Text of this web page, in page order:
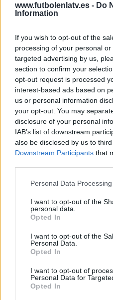
www.futbolenlatv.es - Do
Information
If you wish to opt-out of the
processing of your personal
targeted advertising by us,
section to confirm your
opt-out request is processed
interest-based ads based on
us or personal information
your opt-out. You may
disclosure of your personal
IAB’s list of downstream
also be disclosed by us to
Downstream Participants that
Personal Data
I want to opt-out of the
personal data.
Opted In
I want to opt-out of the
Personal Data.
Opted In
I want to opt-out of
Personal Data for
Opted In
TELEVISIÓN EN ESPAÑA
A fecha de hoy06/08/2026y desde
estadísticos de cuándo y dónde se
equipoReal Kashmir FCenEspaña
los siguientes datos:
PARTIDOS
5 partidos en abierto
0 partidos de pago
0%
Real Kashmir FC -
Ver